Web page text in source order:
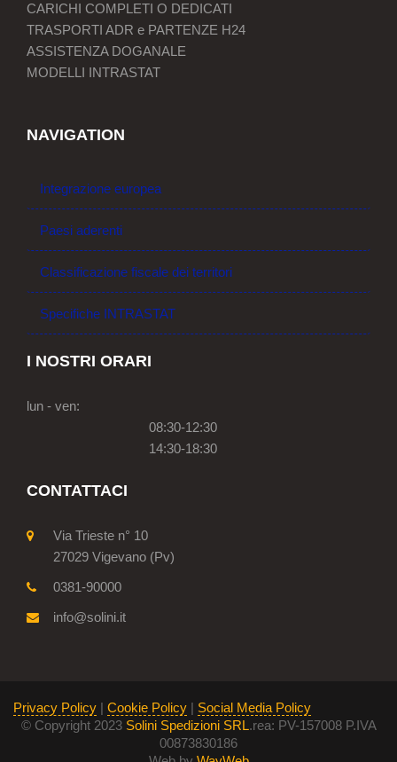
CARICHI COMPLETI O DEDICATI
TRASPORTI ADR e PARTENZE H24
ASSISTENZA DOGANALE
MODELLI INTRASTAT
NAVIGATION
Integrazione europea
Paesi aderenti
Classificazione fiscale dei territori
Specifiche INTRASTAT
I NOSTRI ORARI
lun - ven:
08:30-12:30
14:30-18:30
CONTATTACI
Via Trieste n° 10
27029 Vigevano (Pv)
0381-90000
info@solini.it
Privacy Policy | Cookie Policy | Social Media Policy
© Copyright 2023 Solini Spedizioni SRL.rea: PV-157008 P.IVA
00873830186